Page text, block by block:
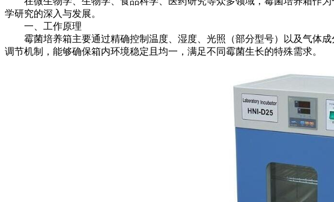
学研究的深入与发展。
一、工作原理
霉菌培养箱主要通过精确控制温度、湿度、光照（部分型号）以及气体成
调节机制，能够确保箱内环境稳定且均一，满足不同霉菌生长的特殊需求。